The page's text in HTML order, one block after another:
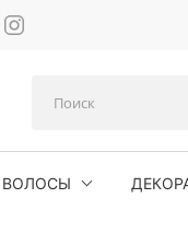
ВОЛОСЫ